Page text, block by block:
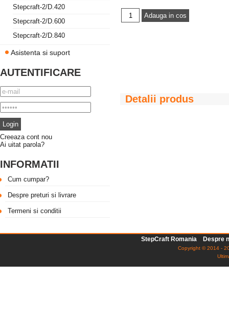
Stepcraft-2/D.420
Stepcraft-2/D.600
Stepcraft-2/D.840
Asistenta si suport
AUTENTIFICARE
Creeaza cont nou
Ai uitat parola?
INFORMATII
Cum cumpar?
Despre preturi si livrare
Termeni si conditii
Detalii produs
StepCraft Romania Despre
Copyright © 2014 -